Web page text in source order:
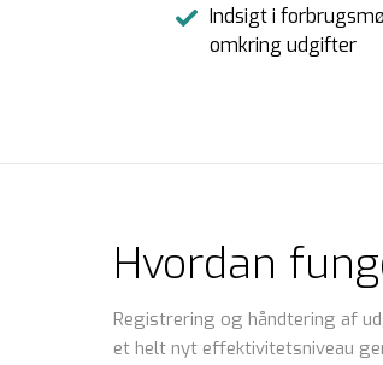
Indsigt i
omkring udgifter
Hvordan
Registrering og håndtering af
et helt nyt effektivitetsniveau